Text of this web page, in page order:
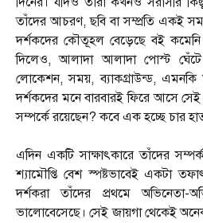
তাঁদের আচরণ, ছবি বা সম্প্রতি একই
দর্শকদের কৌতূহল বেড়েছে বই
দিলেও, আলাদা আলাদা পোস্ট
লোকেশন, সময়, ব্যাকগ্রাউন্ড,
দর্শকদের মনে বারবারই ফিরে আসে
সম্পর্কে রয়েছেন? কবে এক হচ্ছে চার
এদিন একটি সাক্ষাৎকারে তাঁদের
শ্যামৌপ্তি বেশ স্পষ্টভাবেই একটা
দর্শকরা তাঁদের প্রথমে অভিনেতা-
ভালোবেসেছে। সেই জায়গা থেকেই